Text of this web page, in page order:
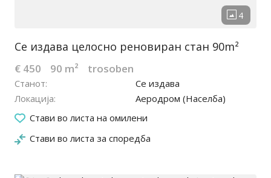
Се издава целосно реновиран стан 90m²
€ 450 90 m² trosoben
Станот
Се издава
Локација
Аеродром (Населба)
Стави во листа на омилени
Стави во листа за споредба
22.02.2026